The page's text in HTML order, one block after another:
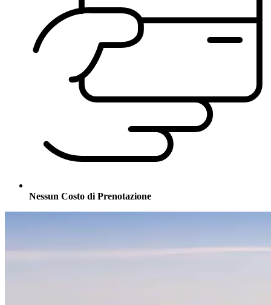
Nessun Costo di Prenotazione